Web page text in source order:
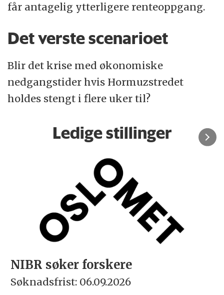
får antagelig ytterligere renteoppgang.
Det verste scenarioet
Blir det krise med økonomiske
nedgangstider hvis Hormuzstredet
holdes stengt i flere uker til?
Ledige stillinger
NIBR søker forskere
Søknadsfrist: 06.09.2026